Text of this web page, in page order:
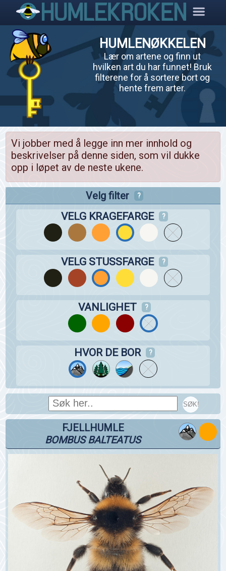
HUMLENØKKELEN
Lær om artene og finn ut
hvilken art du har funnet! Bruk
filterene for å sortere bort og
hente frem arter.
Vi jobber med å legge inn mer innhold og
beskrivelser på denne siden, som vil dukke
opp i løpet av de neste ukene.
Velg filter ?
VELG KRAGEFARGE ?
VELG STUSSFARGE ?
VANLIGHET ?
HVOR DE BOR ?
SØK!
FJELLHUMLE
BOMBUS BALTEATUS